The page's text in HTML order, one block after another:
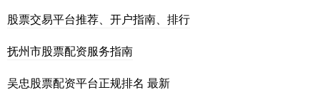
股票交易平台推荐、开户指南、排行
抚州市股票配资服务指南
吴忠股票配资平台正规排名 最新